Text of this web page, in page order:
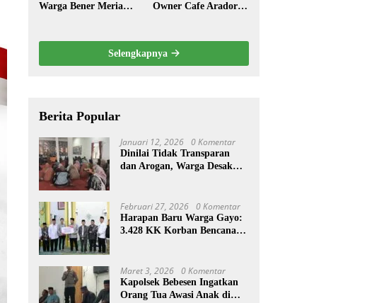
Warga Bener Meriah
Owner Cafe Arador
Selengkapnya
Berita Popular
Januari 12, 2026 0 Komentar
Dinilai Tidak Transparan
dan Arogan, Warga Desak
Februari 27, 2026 0 Komentar
Harapan Baru Warga Gayo:
3.428 KK Korban Bencana
Maret 3, 2026 0 Komentar
Kapolsek Bebesen Ingatkan
Orang Tua Awasi Anak di